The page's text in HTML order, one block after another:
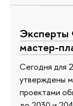
Эксперты
мастер-
Сегодня для
утверждены
проектами